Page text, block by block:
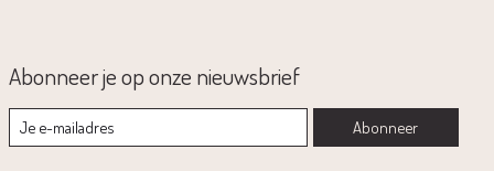
Abonneer je op onze nieuwsbrief
Abonneer